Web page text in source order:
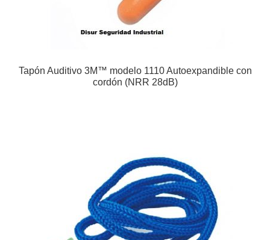
Tapón Auditivo 3M™ modelo 1110 Autoexpandible con
cordón (NRR 28dB)